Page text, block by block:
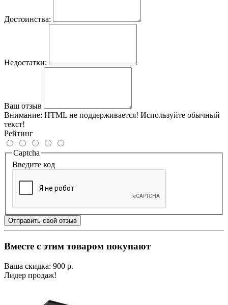
Достоинства:
Недостатки:
Ваш отзыв
Внимание: HTML не поддерживается! Используйте обычный
текст!
Рейтинг
Captcha
Введите код
Отправить свой отзыв
Вместе с этим товаром покупают
Ваша скидка: 900 р.
Лидер продаж!